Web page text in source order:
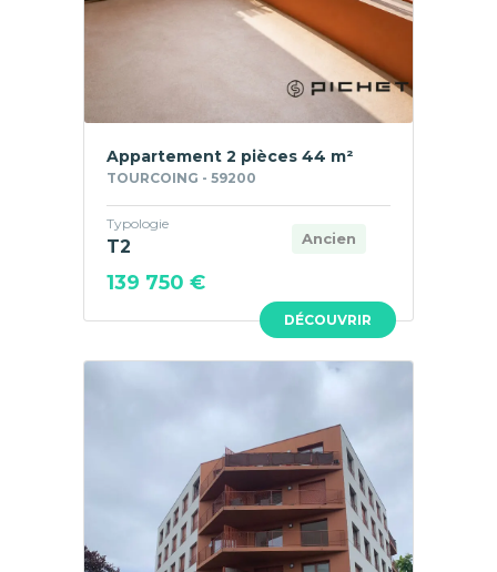
DÉCOUVRIR
Appartement 2 pièces 44 m²
TOURCOING - 59200
Ancien
Typologie
T2
139 750 €